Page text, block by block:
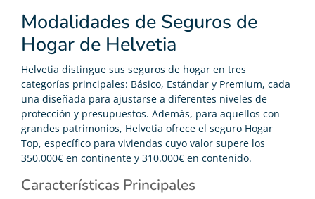
Modalidades de Seguros de
Hogar de Helvetia
Helvetia distingue sus seguros de hogar en tres
categorías principales: Básico, Estándar y Premium, cada
una diseñada para ajustarse a diferentes niveles de
protección y presupuestos. Además, para aquellos con
grandes patrimonios, Helvetia ofrece el seguro Hogar
Top, específico para viviendas cuyo valor supere los
350.000€ en continente y 310.000€ en contenido.
Características Principales